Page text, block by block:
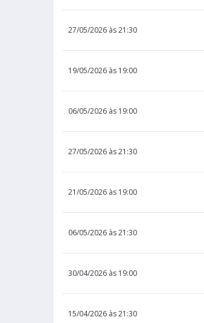
27/05/2026 às 21:30
19/05/2026 às 19:00
06/05/2026 às 19:00
27/05/2026 às 21:30
21/05/2026 às 19:00
06/05/2026 às 21:30
30/04/2026 às 19:00
15/04/2026 às 21:30